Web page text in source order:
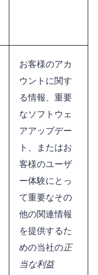
お客様のアカ
ウントに関す
る情報、重要
なソフトウェ
アアップデー
ト、またはお
客様のユーザ
ー体験にとっ
て重要なその
他の関連情報
を提供するた
めの当社の正
当な利益